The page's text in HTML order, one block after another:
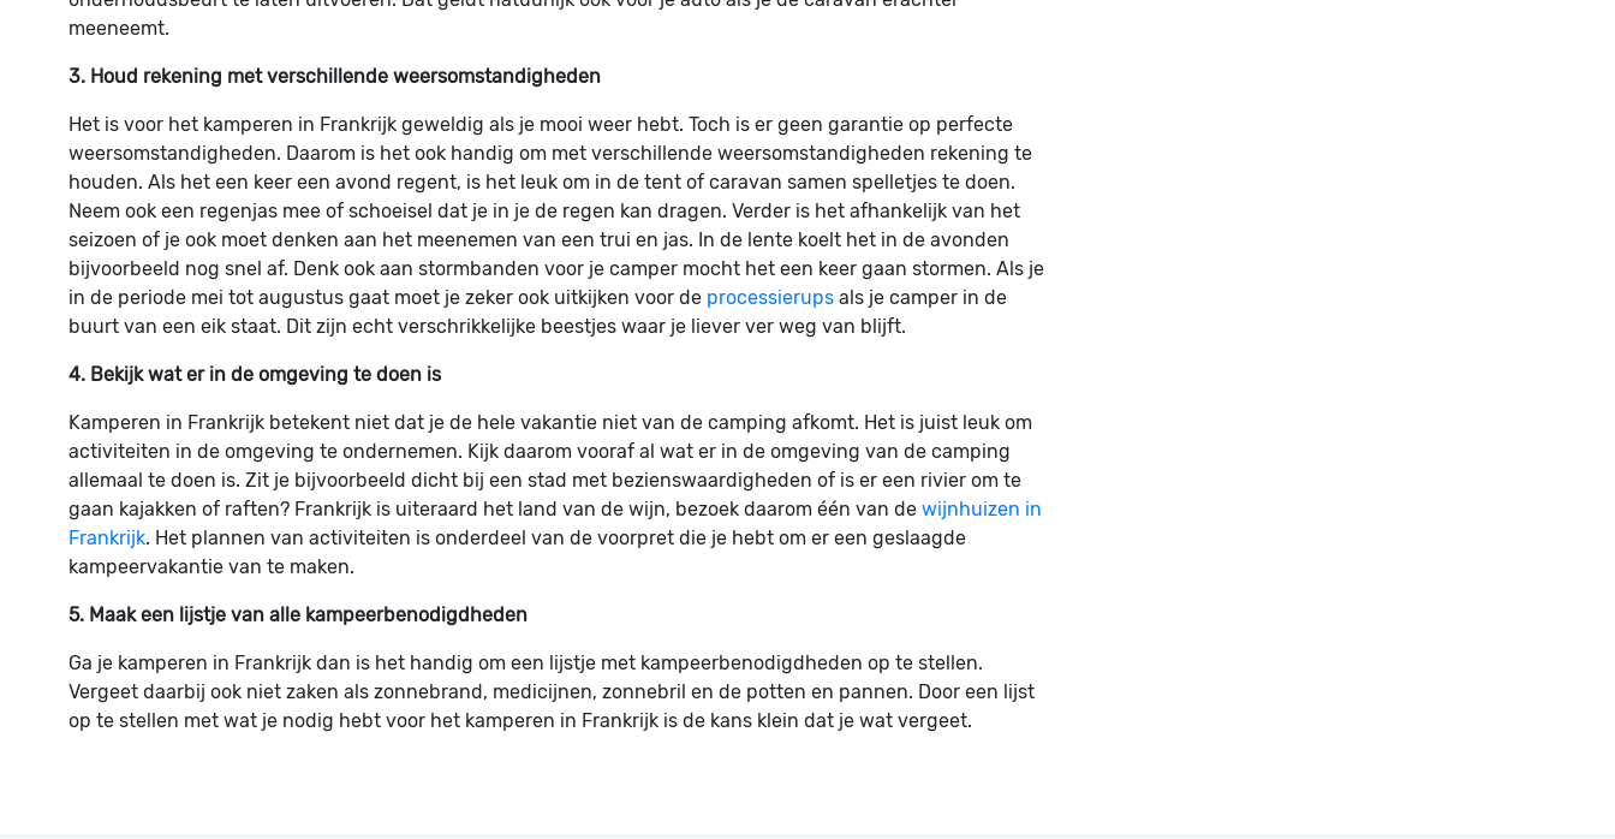
meeneemt.
3. Houd rekening met verschillende weersomstandigheden
Het is voor het kamperen in Frankrijk geweldig als je mooi weer hebt. Toch is er geen garantie op perfecte
weersomstandigheden. Daarom is het ook handig om met verschillende weersomstandigheden rekening te
houden. Als het een keer een avond regent, is het leuk om in de tent of caravan samen spelletjes te doen.
Neem ook een regenjas mee of schoeisel dat je in je de regen kan dragen. Verder is het afhankelijk van het
seizoen of je ook moet denken aan het meenemen van een trui en jas. In de lente koelt het in de avonden
bijvoorbeeld nog snel af. Denk ook aan stormbanden voor je camper mocht het een keer gaan stormen. Als je
in de periode mei tot augustus gaat moet je zeker ook uitkijken voor de processierups als je camper in de
buurt van een eik staat. Dit zijn echt verschrikkelijke beestjes waar je liever ver weg van blijft.
4. Bekijk wat er in de omgeving te doen is
Kamperen in Frankrijk betekent niet dat je de hele vakantie niet van de camping afkomt. Het is juist leuk om
activiteiten in de omgeving te ondernemen. Kijk daarom vooraf al wat er in de omgeving van de camping
allemaal te doen is. Zit je bijvoorbeeld dicht bij een stad met bezienswaardigheden of is er een rivier om te
gaan kajakken of raften? Frankrijk is uiteraard het land van de wijn, bezoek daarom één van de wijnhuizen in
Frankrijk. Het plannen van activiteiten is onderdeel van de voorpret die je hebt om er een geslaagde
kampeervakantie van te maken.
5. Maak een lijstje van alle kampeerbenodigdheden
Ga je kamperen in Frankrijk dan is het handig om een lijstje met kampeerbenodigdheden op te stellen.
Vergeet daarbij ook niet zaken als zonnebrand, medicijnen, zonnebril en de potten en pannen. Door een lijst
op te stellen met wat je nodig hebt voor het kamperen in Frankrijk is de kans klein dat je wat vergeet.